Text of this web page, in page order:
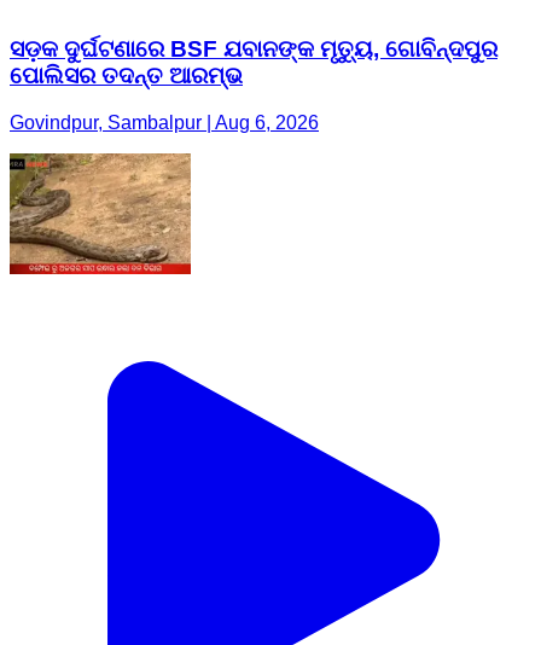
ସଡ଼କ ଦୁର୍ଘଟଣାରେ BSF ଯବାନଙ୍କ ମୃତ୍ୟୁ, ଗୋବିନ୍ଦପୁର
ପୋଲିସର ତଦନ୍ତ ଆରମ୍ଭ
Govindpur, Sambalpur | Aug 6, 2026